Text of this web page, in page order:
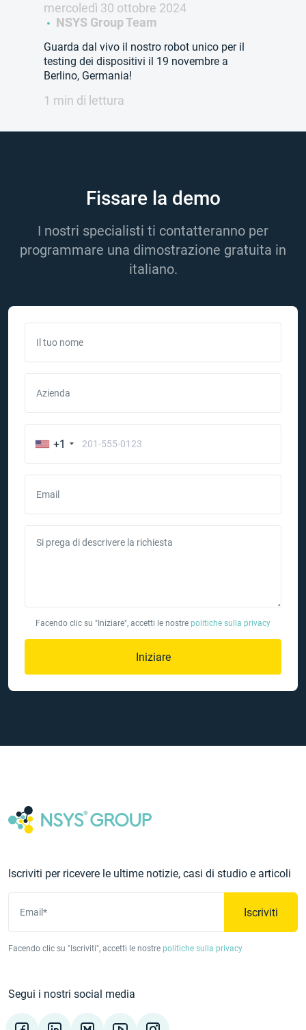
mercoledì 30 ottobre 2024
NSYS Group Team
Guarda dal vivo il nostro robot unico per il
testing dei dispositivi il 19 novembre a
Berlino, Germania!
1 min di lettura
Fissare la demo
I nostri specialisti ti contatteranno per
programmare una dimostrazione gratuita in
italiano.
Il tuo nome
Azienda
+1
Email
Si prega di descrivere la richiesta
Facendo clic su "Iniziare", accetti le nostre politiche sulla privacy
Iniziare
Iscriviti per ricevere le ultime notizie, casi di studio e articoli
Email* Iscriviti
Facendo clic su "Iscriviti", accetti le nostre politiche sulla privacy
Segui i nostri social media